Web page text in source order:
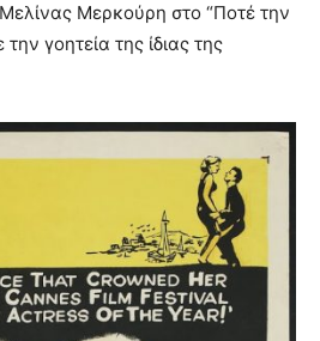
Μερκούρη στο “Ποτέ την
την γοητεία της ίδιας της